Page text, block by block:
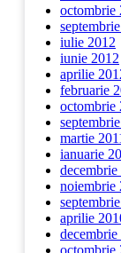
octombrie
iulie 2012
iunie 2012
aprilie
februarie
octombrie
martie
ianuarie
noiembrie
aprilie
octombrie